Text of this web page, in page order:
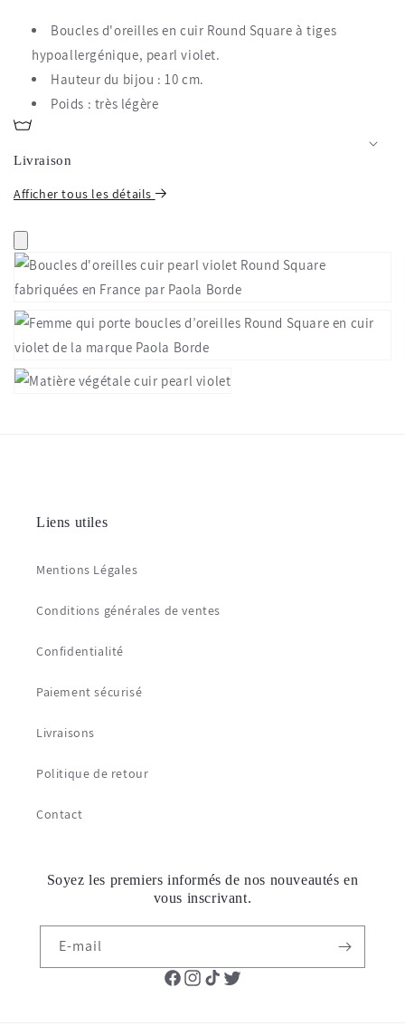
Boucles d'oreilles en cuir Round Square à tiges
hypoallergénique, pearl violet.
Hauteur du bijou : 10 cm.
Poids : très légère
Livraison
Afficher tous les détails
Liens utiles
Mentions Légales
Conditions générales de ventes
Confidentialité
Paiement sécurisé
Livraisons
Politique de retour
Contact
Soyez les premiers informés de nos nouveautés en
vous inscrivant.
E-mail
Facebook
Instagram
TikTok